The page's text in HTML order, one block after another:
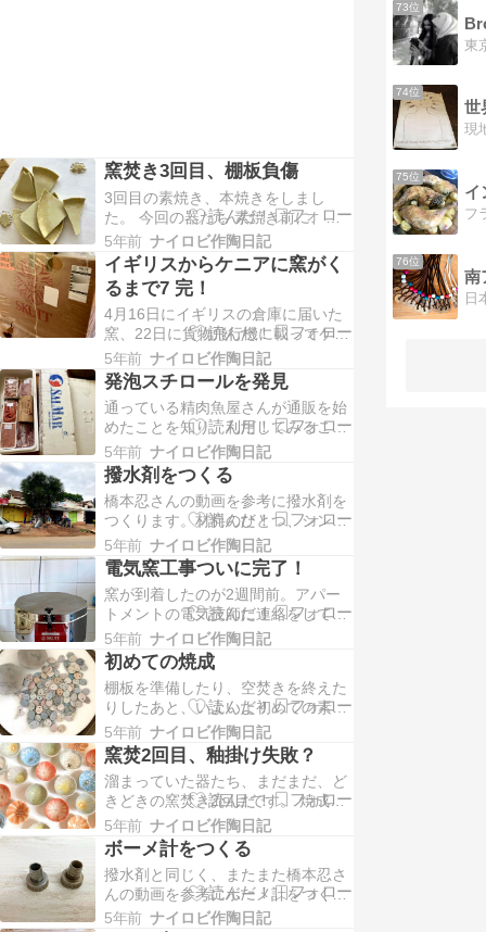
窯焚き3回目、棚板負傷
3回目の素焼き、本焼きをしまし
た。 今回の器たち 素焼き前に、乾
いた器をスポンジで削ります。成形
時についた泥を削ると柄がくっきり
出てきます。 左）BEFORE 右）
AFTER このスポンジが今のところ
いちばん使いやすい！アライグマ？
が素敵なパッケージ 素焼きを終え、
撥水剤をぬりま…
5年前 ナイロビ作陶日記
イギリスからケニアに窯がく
るまで7 完！
4月16日にイギリスの倉庫に届いた
窯、22日に貨物飛行機に載ってケニ
アにやってきました。運送会社から
連絡があったのは24日の朝7時半。
荷物もうピックアップできるよとの
こと。 わー、嬉しいと思いつつ、重
く大きいものなので配達をお願いし
ました。窯購入のヒントをくれたド
ムによると、荷物…
5年前 ナイロビ作陶日記
発泡スチロールを発見
通っている精肉魚屋さんが通販を始
めたことを知り、利用してみること
に。日本の商店街のお肉屋さんっぽ
くカウンター越しにあれこれ指差し
て商品を買うスタイルも好きだった
けれど、ポチポチするだけで指定し
た日時に家まで届けてもらえるのは
やっぱり便利です。
https://primecuts.…
5年前 ナイロビ作陶日記
撥水剤をつくる
橋本忍さんの動画を参考に撥水剤を
つくります。材料のひとつ、シンナ
ーを買いに近所のお店に。 道端のペ
イントショップへ 店内 これでいい
のか謎だけれど、一応シンナー シン
ナー、シリコン、インク、ジャムの
空き瓶 この中に1つ間違いがありま
す。一体なんでしょう？ 適正量を測
り、混ぜます。…
5年前 ナイロビ作陶日記
電気窯工事ついに完了！
窯が到着したのが2週間前。アパー
トメントの電気技師に連絡をしても
とんと返事がなく、部屋にどーんと
鎮座する窯を見ながら、これが動く
日一体いつになるかしら、、、とま
たまた悶々する日々を過ごしていま
した。アパートメントの電気技師を
諦めて、どこかから他の電気技師を
見つけてこようかなと思っ…
5年前 ナイロビ作陶日記
初めての焼成
棚板を準備したり、空焚きを終えた
りしたあと、いよいよ初めての素焼
きをしました。 今回は、昨年つくっ
たまま日本に一時帰国になり、焼き
そびれていた子たちを中心に。 どき
どきどきどき 焼き上がった素焼きの
器を次の日に取り出します。 このあ
と、（気持ち的にも環境的にもしっ
ちゃかめっちゃか…
5年前 ナイロビ作陶日記
窯焚2回目、釉掛け失敗？
溜まっていた器たち、まだまだ、ど
きどきの窯焚き2回目です。 焼成前
素焼き後 焼き上がり 色や柄は概ね
イメージしていた通りでした。（出
来上がったものはインスタグラムの
方にアップしています。ぜひ見て
ね！）が、1点気になることも。器
の表面に気泡が発生しています。よ
5年前 ナイロビ作陶日記
ボーメ計をつくる
撥水剤と同じく、またまた橋本忍さ
んの動画を参考にボーメ計をつくり
ます。 使い切ったスプレー 重りに
5年前 ナイロビ作陶日記
73位
74位
世
75位
76位